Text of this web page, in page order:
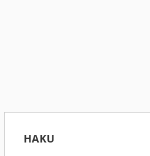
HAKU